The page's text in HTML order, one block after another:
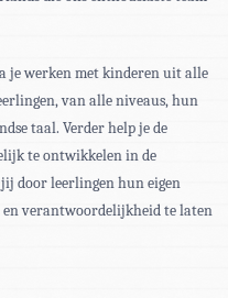
je werken met kinderen uit alle
van alle niveaus, hun
taal. Verder help je de
te ontwikkelen in de
door leerlingen hun eigen
verantwoordelijkheid te laten